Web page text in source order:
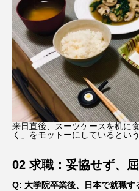
来日直後、スーツケースを机に
く」をモットーにしているという
02 求職：妥協せず、
Q: 大学院卒業後、日本で就職す